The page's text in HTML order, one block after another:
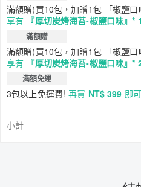
滿額贈(買10包，加贈1包 「椒鹽口
享有 『厚切炭烤海苔-椒鹽口味』* 1
滿額贈
滿額贈(買10包，加贈1包 「椒鹽口
享有 『厚切炭烤海苔-椒鹽口味』*
滿額免運
3包以上免運費! 再買 NT$ 399 即
小計